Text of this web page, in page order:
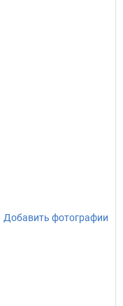
Добавить фотографии